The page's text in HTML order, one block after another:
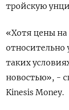
тройскую
«Хотя цены на
относительно
таких
новостью», -
Kinesis Money.